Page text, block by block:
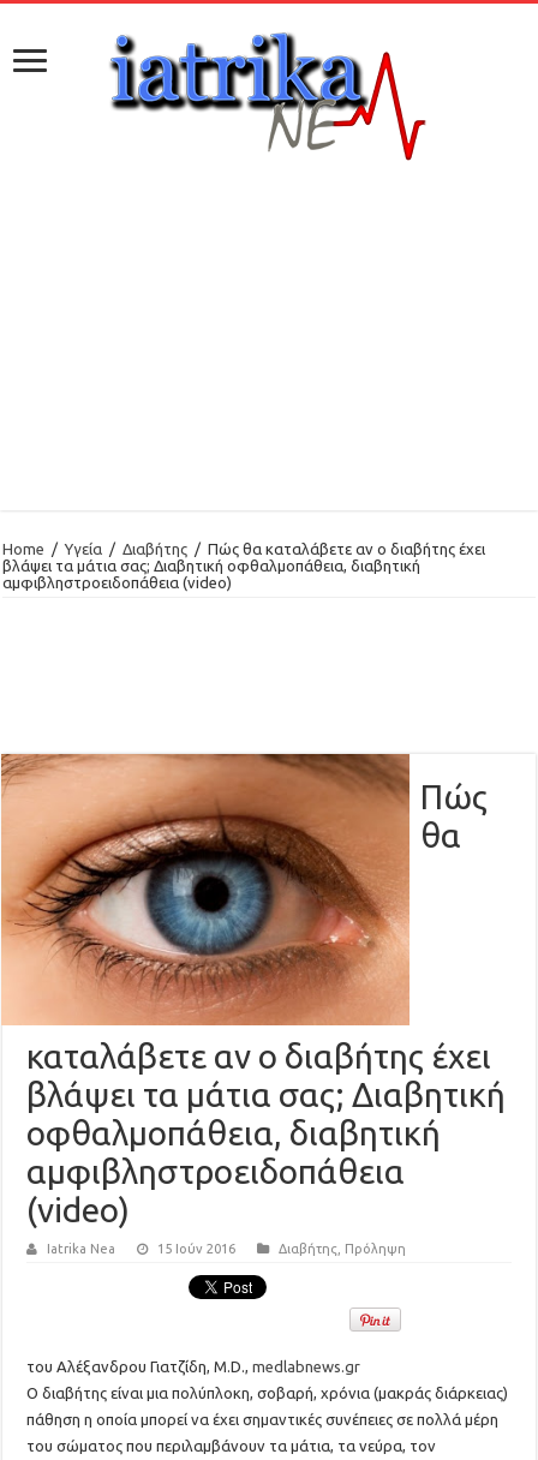
Home / Υγεία / Διαβήτης / Πώς θα καταλάβετε αν ο διαβήτης έχει
βλάψει τα μάτια σας; Διαβητική οφθαλμοπάθεια, διαβητική
αμφιβληστροειδοπάθεια (video)
Πώς
θα
καταλάβετε αν ο διαβήτης έχει
βλάψει τα μάτια σας; Διαβητική
οφθαλμοπάθεια, διαβητική
αμφιβληστροειδοπάθεια
(video)
Iatrika Nea 15 Ιούν 2016 Διαβήτης Πρόληψη
του Αλέξανδρου Γιατζίδη, M.D.,medlabnews.gr
Ο διαβήτης είναι μια πολύπλοκη, σοβαρή, χρόνια (μακράς διάρκειας)
πάθηση η οποία μπορεί να έχει σημαντικές συνέπειες σε πολλά μέρη
του σώματος που περιλαμβάνουν τα μάτια, τα νεύρα, τον